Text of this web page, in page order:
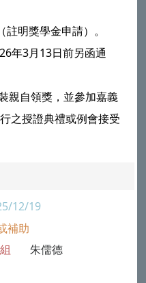
明獎學金申請）。
年3月13日前另函通
親自領獎，並參加嘉義
之授證典禮或例會接受
12/19
補助
組 朱儒德